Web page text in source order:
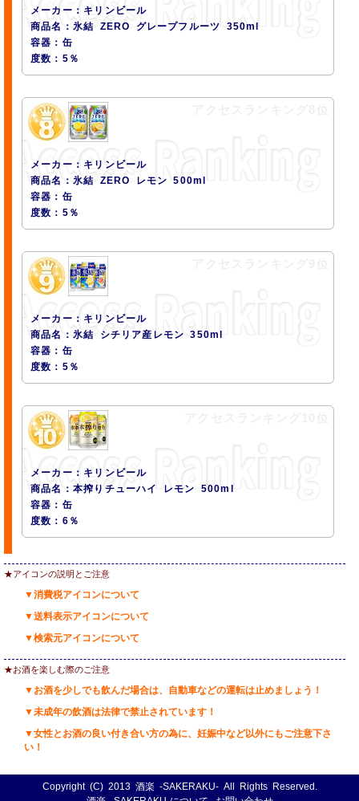
メーカー：キリンビール
商品名：氷結 ZERO グレープフルーツ 350ml
容器：缶
度数：5％
メーカー：キリンビール
商品名：氷結 ZERO レモン 500ml
容器：缶
度数：5％
メーカー：キリンビール
商品名：氷結 シチリア産レモン 350ml
容器：缶
度数：5％
メーカー：キリンビール
商品名：本搾りチューハイ レモン 500ml
容器：缶
度数：6％
★アイコンの説明とご注意
▼消費税アイコンについて
▼送料表示アイコンについて
▼検索元アイコンについて
★お酒を楽しむ際のご注意
▼お酒を少しでも飲んだ場合は、自動車などの運転は止めましょう！
▼未成年の飲酒は法律で禁止されています！
▼女性とお酒の良い付き合い方の為に、妊娠中など以外にもご注意下さ
い！
Copyright (C) 2013 酒楽 -SAKERAKU-All Rights Reserved.